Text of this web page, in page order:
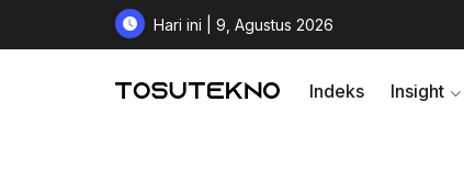
Hari ini | 9, Agustus 2026
Indeks Insight